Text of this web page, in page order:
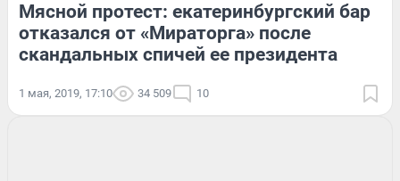
Мясной протест: екатеринбургский бар
отказался от «Мираторга» после
скандальных спичей ее президента
1 мая, 2019, 17:10 34 509 10